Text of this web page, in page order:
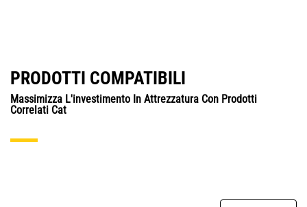
PRODOTTI COMPATIBILI
Massimizza L'investimento In Attrezzatura Con Prodotti
Correlati Cat